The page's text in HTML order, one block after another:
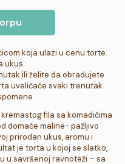
koja ulazi u cenu torte.
ukus.
ili želite da obradujete
uveličaće svaki trenutak
fila sa komadićima
domaće maline- pažljivo
prirodan ukus, aromu i
je torta u kojoj se slatko,
u savršenoj ravnoteži – sa